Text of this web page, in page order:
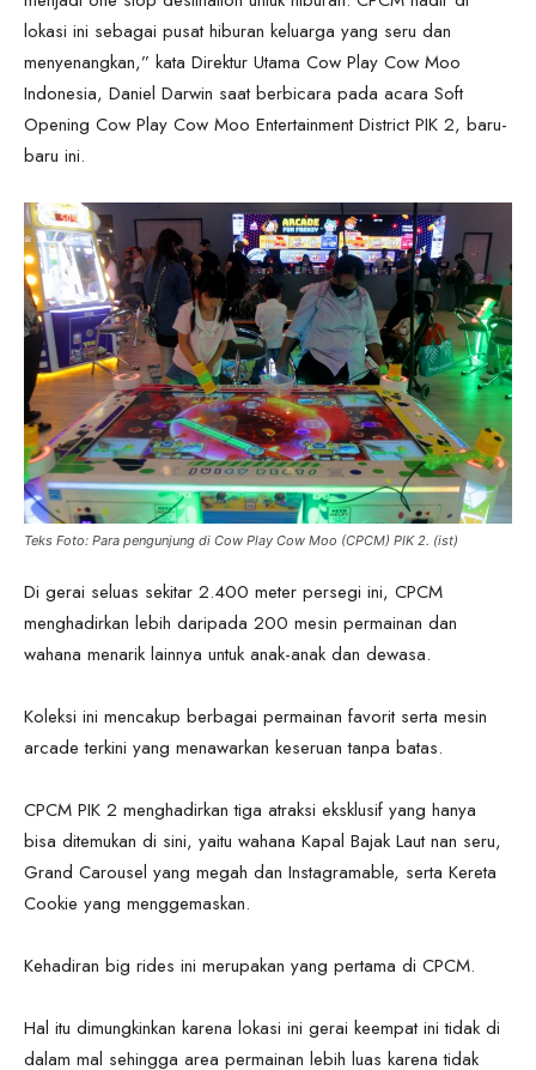
lokasi ini sebagai pusat hiburan keluarga yang seru dan
menyenangkan,” kata Direktur Utama Cow Play Cow Moo
Indonesia, Daniel Darwin saat berbicara pada acara Soft
Opening Cow Play Cow Moo Entertainment District PIK 2, baru-
baru ini.
Teks Foto: Para pengunjung di Cow Play Cow Moo (CPCM) PIK 2. (ist)
Di gerai seluas sekitar 2.400 meter persegi ini, CPCM
menghadirkan lebih daripada 200 mesin permainan dan
wahana menarik lainnya untuk anak-anak dan dewasa.
Koleksi ini mencakup berbagai permainan favorit serta mesin
arcade terkini yang menawarkan keseruan tanpa batas.
CPCM PIK 2 menghadirkan tiga atraksi eksklusif yang hanya
bisa ditemukan di sini, yaitu wahana Kapal Bajak Laut nan seru,
Grand Carousel yang megah dan Instagramable, serta Kereta
Cookie yang menggemaskan.
Kehadiran big rides ini merupakan yang pertama di CPCM.
Hal itu dimungkinkan karena lokasi ini gerai keempat ini tidak di
dalam mal sehingga area permainan lebih luas karena tidak